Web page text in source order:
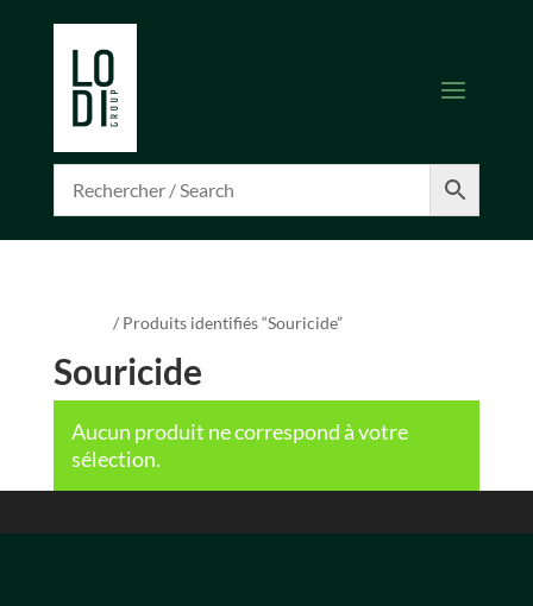
/ Produits identifiés “Souricide”
Souricide
Aucun produit ne correspond à votre
sélection.